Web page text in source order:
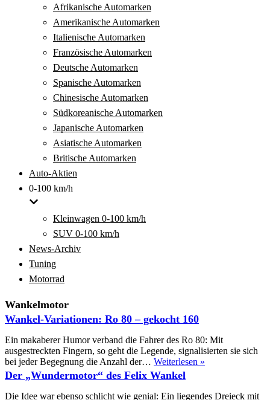
Afrikanische Automarken
Amerikanische Automarken
Italienische Automarken
Französische Automarken
Deutsche Automarken
Spanische Automarken
Chinesische Automarken
Südkoreanische Automarken
Japanische Automarken
Asiatische Automarken
Britische Automarken
Auto-Aktien
0-100 km/h
Kleinwagen 0-100 km/h
SUV 0-100 km/h
News-Archiv
Tuning
Motorrad
Wankelmotor
Wankel-Variationen: Ro 80 – gekocht 160
Ein makaberer Humor verband die Fahrer des Ro 80: Mit
ausgestreckten Fingern, so geht die Legende, signalisierten sie sich
bei jeder Begegnung die Anzahl der… Weiterlesen »
80
Der „Wundermotor“ des Felix Wankel
Die Idee war ebenso schlicht wie genial: Ein liegendes Dreieck mit